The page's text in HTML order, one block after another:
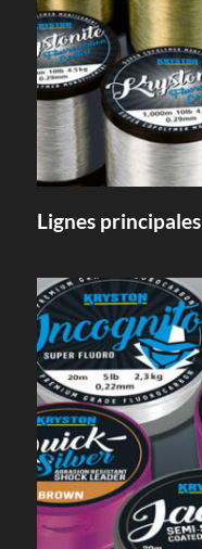
Lignes principales